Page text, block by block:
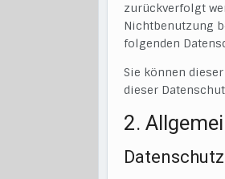
zurückverfolgt
Nichtbenutzung
folgenden
Sie können
dieser
2.
Datenschutz